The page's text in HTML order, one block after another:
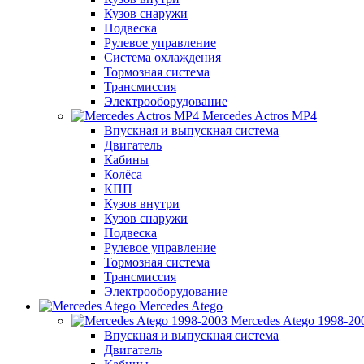
Кузов снаружи
Подвеска
Рулевое управление
Система охлаждения
Тормозная система
Трансмиссия
Электрооборудование
Mercedes Actros MP4
Впускная и выпускная система
Двигатель
Кабины
Колёса
КПП
Кузов внутри
Кузов снаружи
Подвеска
Рулевое управление
Тормозная система
Трансмиссия
Электрооборудование
Mercedes Atego
Mercedes Atego 1998-
Впускная и выпускная система
Двигатель